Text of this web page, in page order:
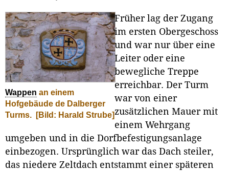
Wappen an einem
Hofgebäude de Dalberger
Turms.
[Bild: Harald Strube]
Früher lag der Zugang
im ersten Obergeschoss
und war nur über eine
Leiter oder eine
bewegliche Treppe
erreichbar. Der Turm
war von einer
zusätzlichen Mauer mit
einem Wehrgang
umgeben und in die Dorfbefestigungsanlage
einbezogen. Ursprünglich war das Dach steiler,
das niedere Zeltdach entstammt einer späteren